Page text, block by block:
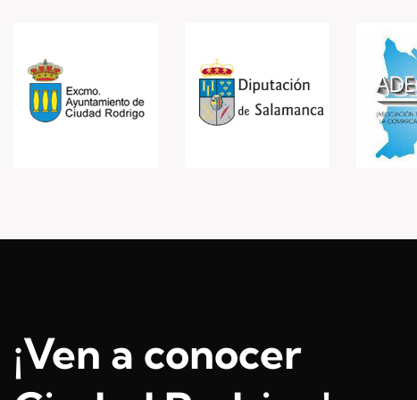
¡Ven a conocer